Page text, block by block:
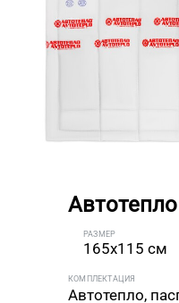
РАЗМЕР
165x115 см
КОМПЛЕКТАЦИЯ
Автотепло,